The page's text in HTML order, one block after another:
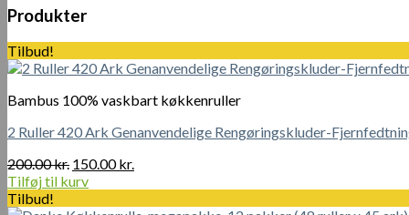
Produkter
Tilbud!
Bambus 100% vaskbart køkkenruller
2 Ruller 420 Ark Genanvendelige Rengøringskluder-
200.00kr. Den
oprindelige
150.00kr.
Tilføj til kurv
Tilbud!